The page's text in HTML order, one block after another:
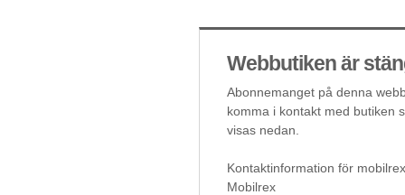
Webbutiken är
Abonnemanget på denna
komma i kontakt med butiken
visas nedan.
Kontaktinformation för mobilrex
Mobilrex